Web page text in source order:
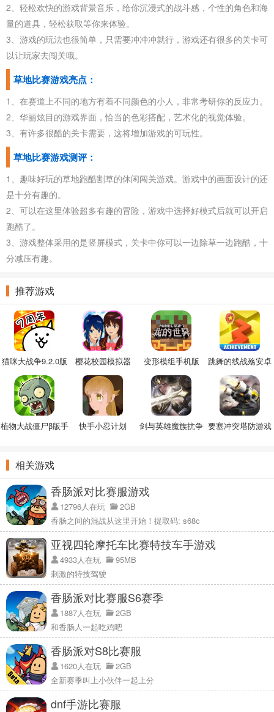
2、轻松欢快的游戏背景音乐，给你沉浸式的战斗感，个性的角色和海
量的道具，轻松获取等你来体验。
3、游戏的玩法也很简单，只需要冲冲冲就行，游戏还有很多的关卡可
以让玩家去闯关哦。
草地比赛游戏亮点：
1、在赛道上不同的地方有着不同颜色的小人，非常考研你的反应力。
2、华丽炫目的游戏界面，恰当的色彩搭配，艺术化的视觉体验。
3、有许多很酷的关卡需要，这将增加游戏的可玩性。
草地比赛游戏测评：
1、趣味好玩的草地跑酷割草的休闲闯关游戏。游戏中的画面设计的还
是十分有趣的。
2、可以在这里体验超多有趣的冒险，游戏中选择好模式后就可以开启
跑酷了。
3、游戏整体采用的是竖屏模式，关卡中你可以一边除草一边跑酷，十
分减压有趣。
推荐游戏
猫咪大战争9.2.0版
本
樱花校园模拟器
2022中文版
变形模组手机版
跳舞的线战殇安卓
版
植物大战僵尸β版手
快手小忍计划
剑与英雄魔族抗争 要塞冲突塔防游戏
相关游戏
香肠派对比赛服游戏
12796人在玩
2GB
香肠之间的混战从这里开始！提取码: s68c
亚视四轮摩托车比赛特技车手游戏
4933人在玩
95MB
刺激的特技驾驶
香肠派对比赛服S6赛季
1887人在玩
2GB
和香肠人一起吃鸡吧
香肠派对S8比赛服
1620人在玩
2GB
全新赛季叫上小伙伴一起上分
dnf手游比赛服